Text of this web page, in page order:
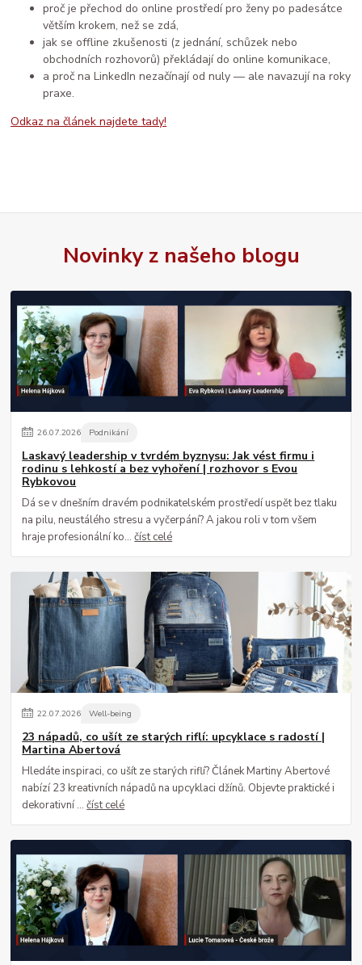
proč je přechod do online prostředí pro ženy po padesátce
větším krokem, než se zdá,
jak se offline zkušenosti (z jednání, schůzek nebo
obchodních rozhovorů) překládají do online komunikace,
a proč na LinkedIn nezačínají od nuly — ale navazují na roky
praxe.
Odkaz na článek najdete tady!
Novinky z našeho blogu
26.07.2026 Podnikání
Laskavý leadership v tvrdém byznysu: Jak vést firmu i
rodinu s lehkostí a bez vyhoření | rozhovor s Evou
Rybkovou
Dá se v dnešním dravém podnikatelském prostředí uspět bez tlaku
na pilu, neustálého stresu a vyčerpání? A jakou roli v tom všem
hraje profesionální ko...číst celé
22.07.2026 Well-being
23 nápadů, co ušít ze starých riflí: upcyklace s radostí |
Martina Abertová
Hledáte inspiraci, co ušít ze starých riflí? Článek Martiny Abertové
nabízí 23 kreativních nápadů na upcyklaci džínů. Objevte praktické i
dekorativní ...číst celé